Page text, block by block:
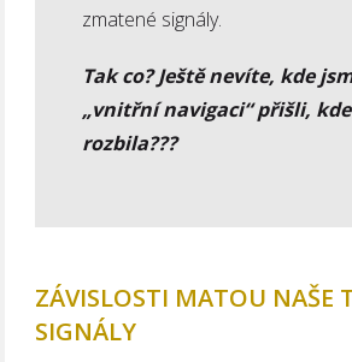
zmatené signály.
Tak co? Ještě nevíte, kde
„vnitřní navigaci“ přišli, kde
rozbila???
ZÁVISLOSTI MATOU NAŠE
SIGNÁLY